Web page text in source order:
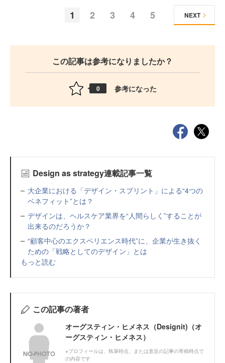
1 2 3 4 5 NEXT
この記事は参考になりましたか？
0 参考になった
Design as strategy連載記事一覧
大企業における「デザイン・スプリント」による“4つの
ベネフィット”とは？
デザインは、ヘルスケア業界を“人間らしく”することが
出来るのだろうか？
“顧客中心のエクスペリエンス時代”に、企業が生き抜く
ための「戦略としてのデザイン」とは
もっと読む
この記事の著者
オーグスティン・ヒメネス（Designit)（オ
ーグスティン・ヒメネス）
※プロフィールは、執筆時点、または直近の記事の寄稿時点で
の内容です